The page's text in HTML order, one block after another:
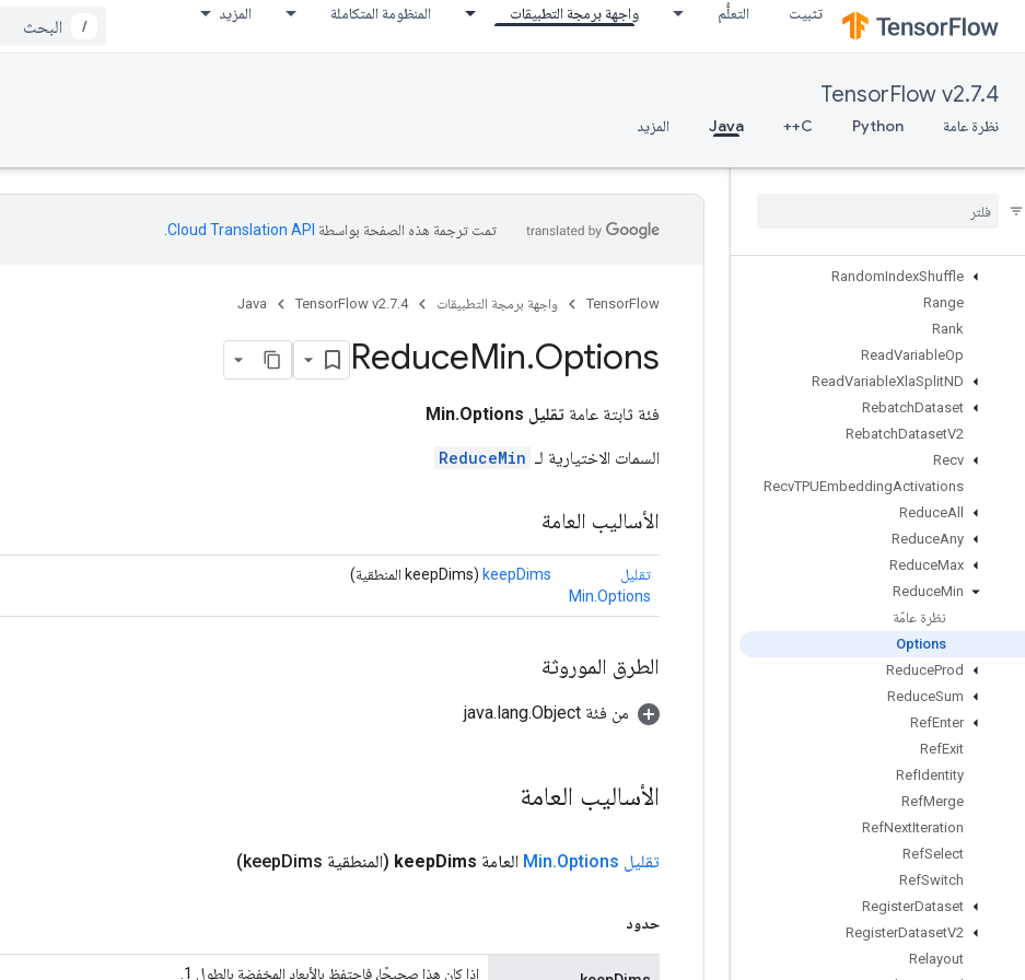
تثبيت التعلُّم واجهة برمجة التطبيقات المنظومة المتكاملة المزيد
/
TensorFlow v2.7.4
نظرة عامة Python
C++
Java المزيد
RaggedFillEmptyRows
RaggedFillEmptyRowsGrad
RaggedRange
RaggedTensorFromVariant
RaggedTensorToTensor
RandomIndexShuffle
Range
Rank
ReadVariableOp
ReadVariableXlaSplitND
RebatchDataset
RebatchDatasetV2
Recv
RecvTPUEmbeddingActivations
ReduceAll
ReduceAny
ReduceMax
ReduceMin
نظرة عامّة
Options
ReduceProd
ReduceSum
RefEnter
RefExit
RefIdentity
RefMerge
RefNextIteration
RefSelect
RefSwitch
RegisterDataset
RegisterDatasetV2
Relayout
تمت ترجمة هذه الصفحة بواسطة Cloud Translation API‏
TensorFlow واجهة برمجة التطبيقات TensorFlow v2.7.4
Java
ReduceMin.Options
فئة ثابتة عامة تقليل Min.Options
السمات الاختيارية لـ ReduceMin
الأساليب العامة
تقليل
Min.Options
keepDims (keepDims المنطقية)
الطرق الموروثة
من فئة java.lang.Object
الأساليب العامة
تقليل Min .Options العامة keepDims (المنطقية keep Dims)
حدود
إذا كان هذا صحيحًا، فاحتفظ بالأبعاد المخفضة بالطول 1.